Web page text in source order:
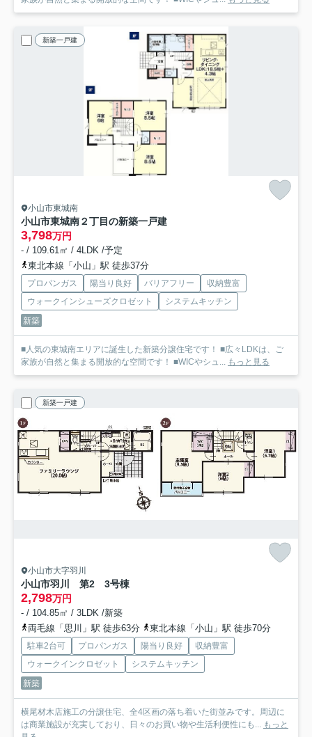
新築一戸建
小山市東城南
小山市東城南２丁目の新築一戸建
3,798万円
- / 109.61㎡ / 4LDK /予定
東北本線「小山」駅 徒歩37分
プロパンガス 陽当り良好 バリアフリー
収納豊富
ウォークインシューズクロゼット
システムキッチン
新築
■人気の東城南エリアに誕生した新築分譲住宅です！ ■広々LDKは、ご
家族が自然と集まる開放的な空間です！ ■WICやシュ... もっと見る
新築一戸建
小山市大字羽川
小山市羽川 第2 3号棟
2,798万円
- / 104.85㎡ / 3LDK /新築
両毛線「思川」駅 徒歩63分
東北本線「小山」駅 徒歩70分
駐車2台可 プロパンガス 陽当り良好
収納豊富
ウォークインクロゼット
システムキッチン
新築
横尾材木店施工の分譲住宅、全4区画の落ち着いた街並みです。周辺に
は商業施設が充実しており、日々のお買い物や生活利便性にも... もっと